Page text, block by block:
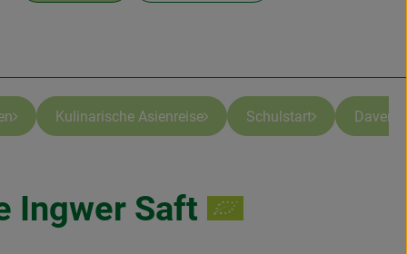
Kulinarische Asienreise Schulstart Davert
Ingwer Saft